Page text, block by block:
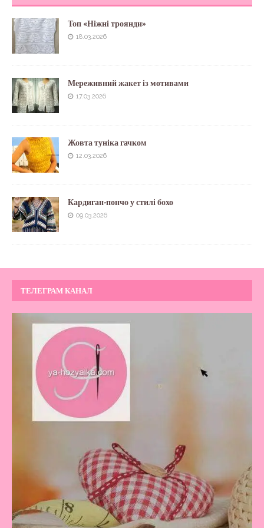
Топ «Ніжні троянди»
18.03.2026
Мереживний жакет із мотивами
17.03.2026
Жовта туніка гачком
12.03.2026
Кардиган-пончо у стилі бохо
09.03.2026
ТЕЛЕГРАМ КАНАЛ